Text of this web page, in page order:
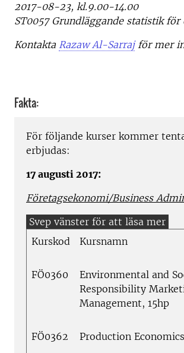
2017-08-23, kl.9.00-14.00
ST0057 Grundläggande statistik för
Kontakta Razaw Al-Sarrajför mer
Fakta:
För följande kurser kommer
erbjudas:
17 augusti 2017:
Företagsekonomi/Business
Kurskod Kursnamn
FÖ0360
Environmental and
Responsibility
Management, 15hp
FÖ0362 Production